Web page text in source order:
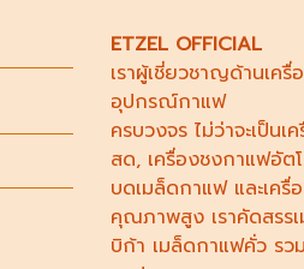
ETZEL OFFICIAL
เราผู้เชี่ยวชาญด้านเครื่
อุปกรณ์กาแฟ
ครบวงจร ไม่ว่าจะเป็นเ
สด, เครื่องชงกาแฟอัต
บดเมล็ดกาแฟและเครื่
คุณภาพสูง เราคัดสรร
บิก้า เมล็ดกาแฟคั่ว รว